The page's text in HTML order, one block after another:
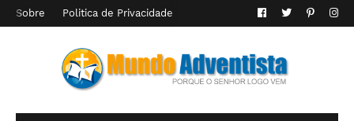
Sobre Politica de Privacidade